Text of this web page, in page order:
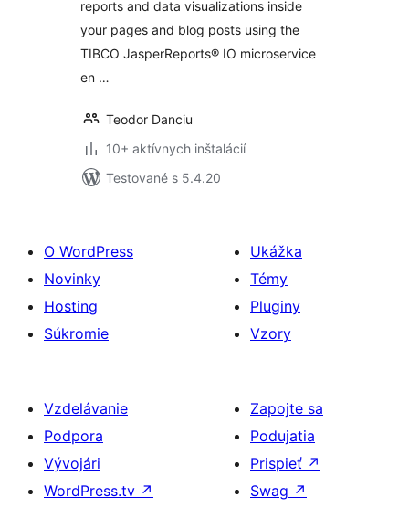
reports and data visualizations inside
your pages and blog posts using the
TIBCO JasperReports® IO microservice
en …
Teodor Danciu
10+ aktívnych inštalácií
Testované s 5.4.20
O WordPress
Novinky
Hosting
Súkromie
Ukážka
Témy
Pluginy
Vzory
Vzdelávanie
Podpora
Vývojári
WordPress.tv ↗
Zapojte sa
Podujatia
Prispieť ↗
Swag ↗